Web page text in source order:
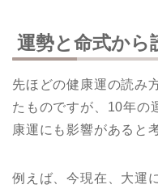
運勢と命式から
先ほどの健康運の読み
たものですが、10年の
康運にも影響があると
例えば、今現在、大運